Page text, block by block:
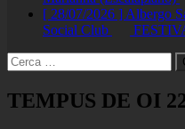
[ 28/07/2026 ] Albergo
Social Club
Ricerca
per:
TEMPUS DE OI